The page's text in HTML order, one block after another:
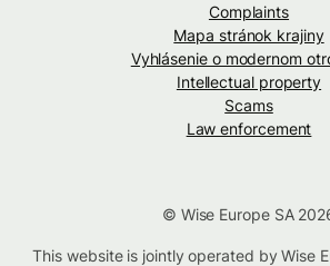
Complaints
Mapa stránok krajiny
Vyhlásenie o modernom
Intellectual property
Scams
Law enforcement
© Wise Europe SA
This website is jointly operated by Wise